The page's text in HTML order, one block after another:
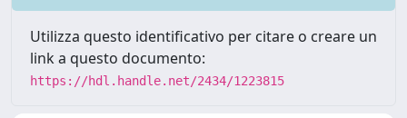
Utilizza questo identificativo per citare o creare un
link a questo documento:
https://hdl.handle.net/2434/1223815